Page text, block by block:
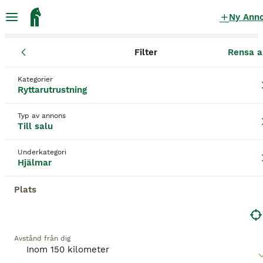
Ny
Filter Rensa
Kategorier
Ryttarutrustning
Typ av annons
Till salu
Underkategori
Hjälmar
Plats
Avstånd från dig
Hjälmar till salu
Spara sökning